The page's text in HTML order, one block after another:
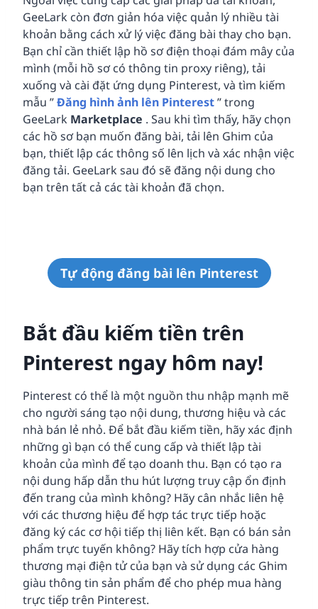
GeeLark còn đơn giản hóa việc quản lý nhiều tài
khoản bằng cách xử lý việc đăng bài thay cho bạn.
Bạn chỉ cần thiết lập hồ sơ điện thoại đám mây của
mình (mỗi hồ sơ có thông tin proxy riêng), tải
xuống và cài đặt ứng dụng Pinterest, và tìm kiếm
mẫu ”Đăng hình ảnh lên Pinterest” trong
GeeLark Marketplace . Sau khi tìm thấy, hãy chọn
các hồ sơ bạn muốn đăng bài, tải lên Ghim của
bạn, thiết lập các thông số lên lịch và xác nhận việc
đăng tải. GeeLark sau đó sẽ đăng nội dung cho
bạn trên tất cả các tài khoản đã chọn.
Tự động đăng bài lên Pinterest
Bắt đầu kiếm tiền trên
Pinterest ngay hôm nay!
Pinterest có thể là một nguồn thu nhập mạnh mẽ
cho người sáng tạo nội dung, thương hiệu và các
nhà bán lẻ nhỏ. Để bắt đầu kiếm tiền, hãy xác định
những gì bạn có thể cung cấp và thiết lập tài
khoản của mình để tạo doanh thu. Bạn có tạo ra
nội dung hấp dẫn thu hút lượng truy cập ổn định
đến trang của mình không? Hãy cân nhắc liên hệ
với các thương hiệu để hợp tác trực tiếp hoặc
đăng ký các cơ hội tiếp thị liên kết. Bạn có bán sản
phẩm trực tuyến không? Hãy tích hợp cửa hàng
thương mại điện tử của bạn và sử dụng các Ghim
giàu thông tin sản phẩm để cho phép mua hàng
trực tiếp trên Pinterest.